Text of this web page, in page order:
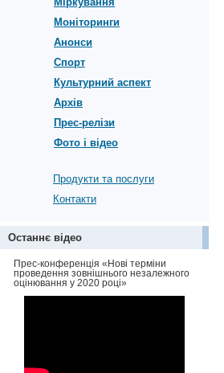
Моніторинги
Анонси
Спорт
Культурний аспект
Архів
Прес-релізи
Фото і відео
Продукти та послуги
Контакти
Останнє відео
Прес-конференція «Нові терміни
проведення зовнішнього незалежного
оцінювання у 2020 році»